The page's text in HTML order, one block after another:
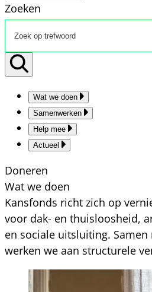
Zoeken
Wat we doen
Samenwerken
Help mee
Actueel
Doneren
Wat we doen
Kansfonds richt zich op
voor dak- en thuisloosheid,
en sociale uitsluiting.
werken we aan structurele